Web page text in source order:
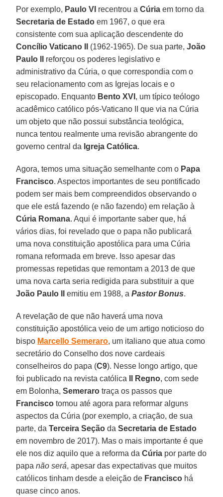
Por exemplo, Paulo VI recentrou aCúria em torno da
Secretaria de Estado em 1967, o que era
consistente com sua aplicação descendente do
Concílio Vaticano II
(1962-1965). De sua parte,João
Paulo II
reforçou os poderes legislativo e
administrativo da Cúria, o que correspondia com o
seu relacionamento com as Igrejas locais e o
episcopado. Enquanto Bento XVI , um típico teólogo
acadêmico católico pós-Vaticano II que via na Cúria
um objeto que não possui substância teológica,
nunca tentou realmente uma revisão abrangente do
governo central da Igreja Católica.
Agora, temos uma situação semelhante com o Papa
Francisco. Aspectos importantes de seu pontificado
podem ser mais bem compreendidos observando o
que ele está fazendo (e não fazendo) em relação à
Cúria Romana. Aqui é importante saber que, há
vários dias, foi revelado que o papa não publicará
uma nova constituição apostólica para uma Cúria
romana reformada em breve. Isso apesar das
promessas repetidas que remontam a 2013 de que
uma nova carta seria redigida para substituir a que
João Paulo II
emitiu em 1988, aPastor Bonus.
A revelação de que não haverá uma nova
constituição apostólica veio de um artigo noticioso do
bispo Marcello Semeraro, um italiano que atua como
secretário do Conselho dos nove cardeais
conselheiros do papa (C9). Nesse longo artigo, que
foi publicado na revista católica
Il Regno, com sede
em Bolonha,Semeraro traça os passos que
Francisco tomou até agora para reformar alguns
aspectos da Cúria (por exemplo, a criação, de sua
parte, daTerceira Seção daSecretaria de Estado
em novembro de 2017). Mas o mais importante é que
ele nos diz aquilo que a reforma daCúria por parte do
papanão será, apesar das expectativas que muitos
católicos tinham desde a eleição de Francisco há
quase cinco anos.